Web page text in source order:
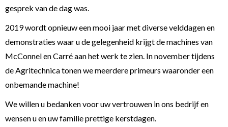
gesprek van de dag was.
2019 wordt opnieuw een mooi jaar met diverse velddagen en
demonstraties waar u de gelegenheid krijgt de machines van
McConnel en Carré aan het werk te zien. In november tijdens
de Agritechnica tonen we meerdere primeurs waaronder een
onbemande machine!
We willen u bedanken voor uw vertrouwen in ons bedrijf en
wensen u en uw familie prettige kerstdagen.